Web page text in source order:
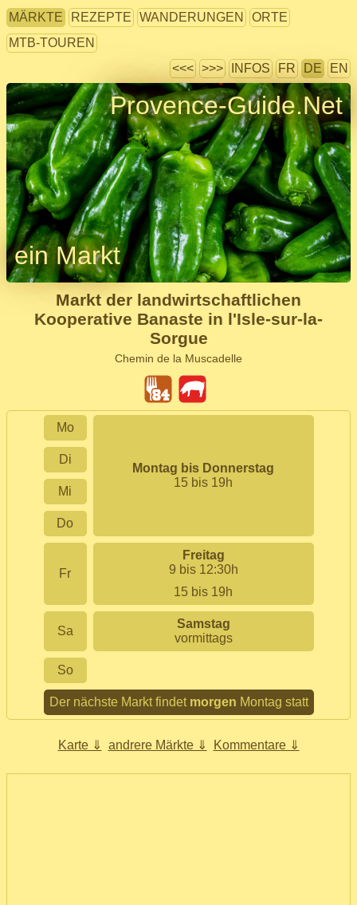
MÄRKTE REZEPTE WANDERUNGEN
ORTE
MTB-TOUREN
<<< >>> INFOS FR DE EN
Provence-Guide.Net
ein Markt
Markt der landwirtschaftlichen
Kooperative Banaste in l'Isle-sur-la-
Sorgue
Chemin de la Muscadelle
Mo
Montag bis Donnerstag
15 bis 19h
Di
Mi
Do
Fr
Freitag
9 bis 12:30h
15 bis 19h
Sa
Samstag
vormittags
So
Der nächste Markt findet morgen Montag statt
Karte ⇓ andrere Märkte ⇓ Kommentare ⇓